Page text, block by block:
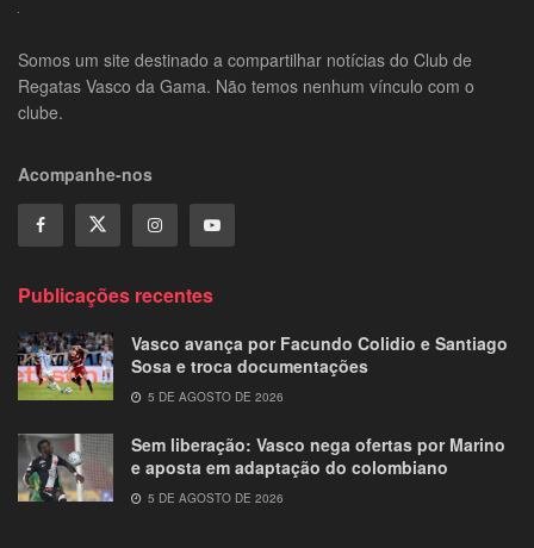
Somos um site destinado a compartilhar notícias do Club de
Regatas Vasco da Gama. Não temos nenhum vínculo com o
clube.
Acompanhe-nos
Publicações recentes
Vasco avança por Facundo Colidio e Santiago
Sosa e troca documentações
5 DE AGOSTO DE 2026
Sem liberação: Vasco nega ofertas por Marino
e aposta em adaptação do colombiano
5 DE AGOSTO DE 2026